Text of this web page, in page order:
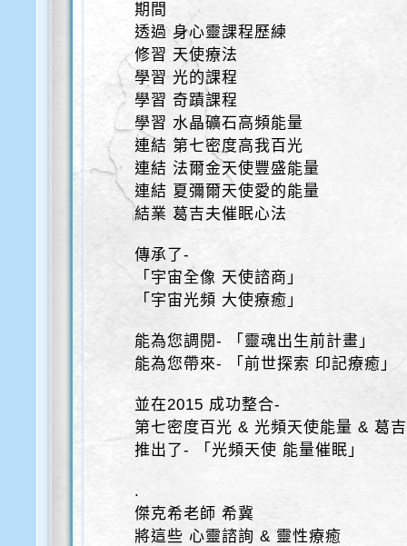
期間
透過 身心靈課程歷練
修習 天使療法
學習 光的課程
學習 奇蹟課程
學習 水晶礦石高頻能量
連結 第七密度高我百光
連結 法爾金天使豐盛能量
連結 夏彌爾天使愛的能量
結業 葛吉夫催眠心法
傳承了-
「宇宙全像 天使諮商」
「宇宙光頻 大使療癒」
能為您調閱- 「靈魂出生前計畫」
能為您帶來- 「前世探索 印記療癒」
並在2015 成功整合-
第七密度百光 & 光頻天使能量 & 葛
推出了- 「光頻天使 能量催眠」
.
傑克希老師 希冀
將這些 心靈諮詢 & 靈性療癒